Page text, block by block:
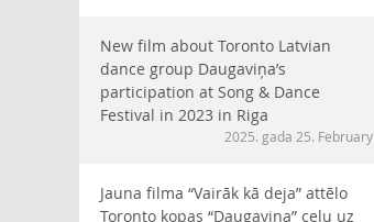
New film about Toronto Latvian
dance group Daugaviņa’s
participation at Song & Dance
Festival in 2023 in Riga
2025. gada 25. February
Jauna filma “Vairāk kā deja” attēlo
Toronto kopas “Daugaviņa” ceļu uz